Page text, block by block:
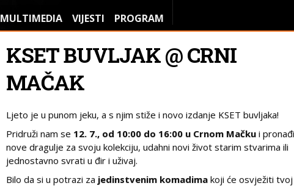
MULTIMEDIA VIJESTI PROGRAM
KSET BUVLJAK @ CRNI
MAČAK
Ljeto je u punom jeku, a s njim stiže i novo izdanje KSET buvljaka!
Pridruži nam se 12. 7., od 10:00 do 16:00 u Crnom Mačku i pronađi
nove dragulje za svoju kolekciju, udahni novi život starim stvarima ili
jednostavno svrati u đir i uživaj.
Bilo da si u potrazi za jedinstvenim komadima koji će osvježiti tvoj